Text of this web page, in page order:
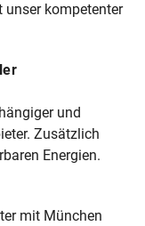
unser kompetenter
und
Zusätzlich
Energien.
mit München